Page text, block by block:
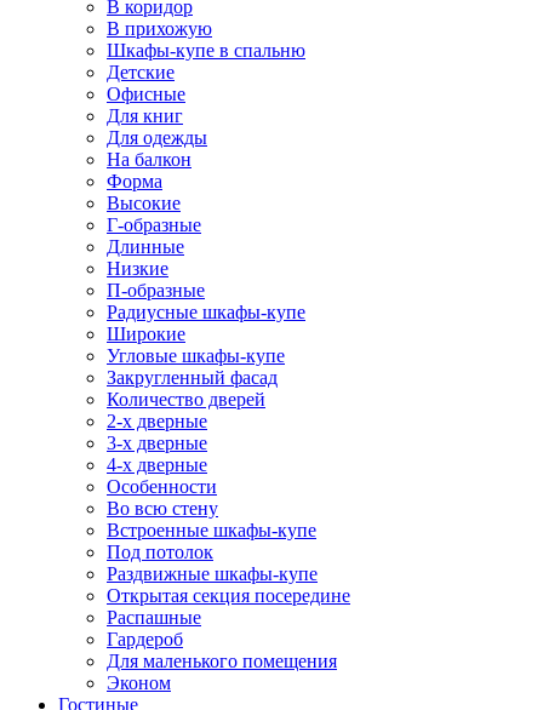
В коридор
В прихожую
Шкафы-купе в спальню
Детские
Офисные
Для книг
Для одежды
На балкон
Форма
Высокие
Г-образные
Длинные
Низкие
П-образные
Радиусные шкафы-купе
Широкие
Угловые шкафы-купе
Закругленный фасад
Количество дверей
2-х дверные
3-х дверные
4-х дверные
Особенности
Во всю стену
Встроенные шкафы-купе
Под потолок
Раздвижные шкафы-купе
Открытая секция посередине
Распашные
Гардероб
Для маленького помещения
Эконом
Гостиные